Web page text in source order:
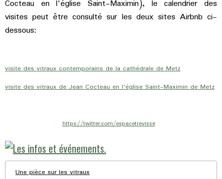
Cocteau en l'église Saint-Maximin), le calendrier des
visites peut être consulté sur les deux sites Airbnb ci-
dessous:
visite des vitraux contemporains de la cathédrale de Metz
visite des vitraux de Jean Cocteau en l'église Saint-Maximin de Metz
https://twitter.com/espacetrevisse
Une pièce sur les vitraux